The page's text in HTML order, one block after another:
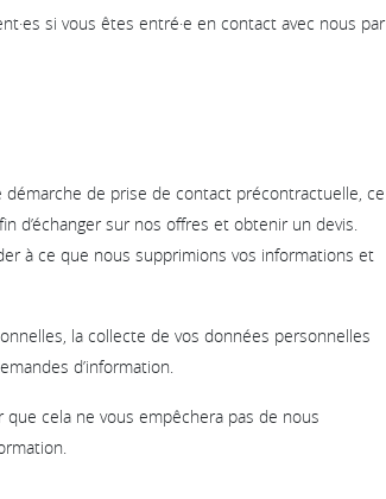
si vous êtes entré·e en contact avec nous par
de prise de contact précontractuelle, ce
d’échanger sur nos offres et obtenir un devis.
à ce que nous supprimions vos informations et
la collecte de vos données personnelles
d’information.
que cela ne vous empêchera pas de nous